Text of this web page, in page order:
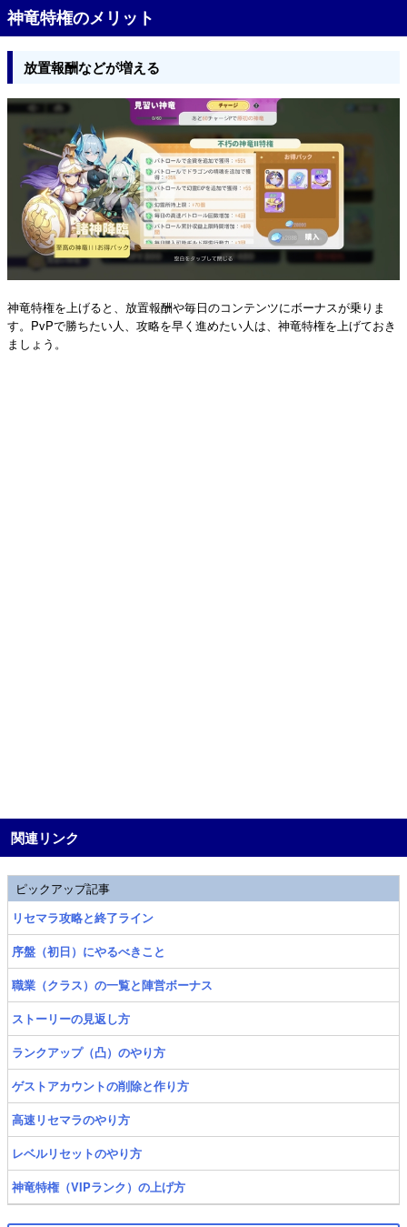
神竜特権のメリット
放置報酬などが増える
神竜特権を上げると、放置報酬や毎日のコンテンツにボーナスが乗りま
す。PvPで勝ちたい人、攻略を早く進めたい人は、神竜特権を上げておき
ましょう。
関連リンク
ピックアップ記事
リセマラ攻略と終了ライン
序盤（初日）にやるべきこと
職業（クラス）の一覧と陣営ボーナス
ストーリーの見返し方
ランクアップ（凸）のやり方
ゲストアカウントの削除と作り方
高速リセマラのやり方
レベルリセットのやり方
神竜特権（VIPランク）の上げ方